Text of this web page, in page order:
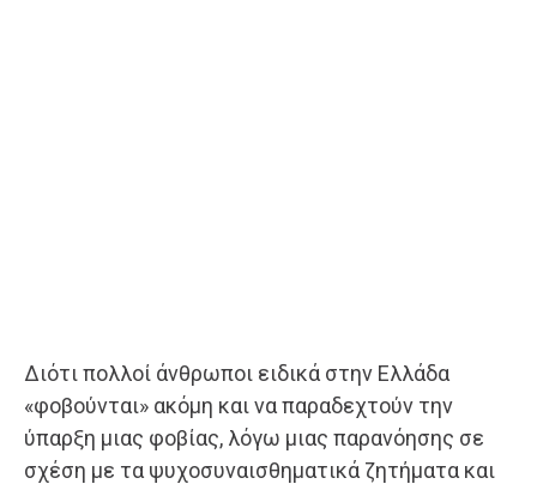
Διότι πολλοί άνθρωποι ειδικά στην Ελλάδα
«φοβούνται» ακόμη και να παραδεχτούν την
ύπαρξη μιας φοβίας, λόγω μιας παρανόησης σε
σχέση με τα ψυχοσυναισθηματικά ζητήματα και